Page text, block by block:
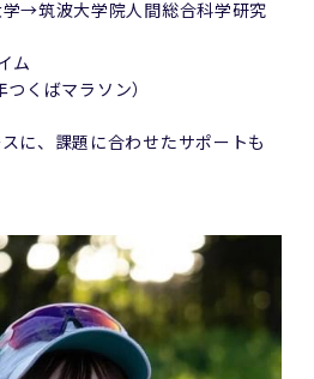
→筑波大学院人間総合科学研究
ム
くばマラソン）
に、課題に合わせたサポートも